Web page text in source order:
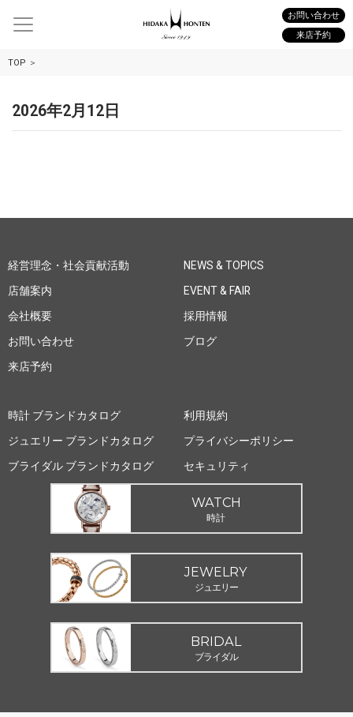
お問い合わせ
来店予約
TOP
2026年2月12日
経営理念・社会貢献活動
店舗案内
会社概要
お問い合わせ
来店予約
NEWS & TOPICS
EVENT & FAIR
採用情報
ブログ
時計 ブランドカタログ
ジュエリー ブランドカタログ
ブライダル ブランドカタログ
利用規約
プライバシーポリシー
セキュリティ
WATCH
時計
JEWELRY
ジュエリー
BRIDAL
ブライダル